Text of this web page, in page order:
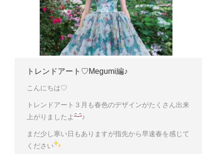
トレンドアート♡Megumi編♪
こんにちは♡
トレンドアート３月も春色のデザインがたくさん出来
上がりましたよ
♪
まだ少し寒い日もありますが指先から早速春を感じて
ください